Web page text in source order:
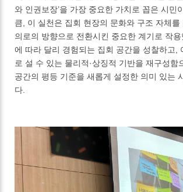
와 인권보장’을 가장 중요한 가치로 꼽은 시민
큼, 이 실천은 집회 현장의 문화와 구조 자체를
의로의 방향으로 전환시킨 중요한 계기로 작
에 따라 달리 경험되는 집회 공간을 성찰하고,
로 설 수 있는 물리적·상징적 기반을 재구성함
공간의 평등 기준을 새롭게 설정한 의미 있는
다.